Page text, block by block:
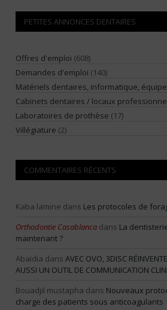
PETITES ANNONCES DENTAIRES
Offres d'emploi (608)
Demandes d'emploi (140)
Matériels dentaires, informatique,
Cabinets dentaires / locaux
Laboratoires de prothèse (17)
Villégiature (2)
COMMENTAIRES RÉCENTS
Kaba lamine dans Les protocoles de
Orthodontie Casablanca dans La
maintenant ?
Abaidia dans AVEC OVO, 3DISC
AUSSI UN OUTIL DE COMMUNICATION
Bouadjil mustapha dans Nouveaux
charge des patients sous anticoagulants